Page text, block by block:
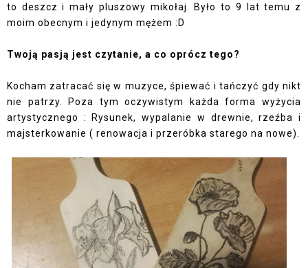
to deszcz i mały pluszowy mikołaj. Było to 9 lat temu z
moim obecnym i jedynym mężem :D
Twoją pasją jest czytanie, a co oprócz tego?
Kocham zatracać się w muzyce, śpiewać i tańczyć gdy nikt
nie patrzy. Poza tym oczywistym każda forma wyżycia
artystycznego : Rysunek, wypalanie w drewnie, rzeźba i
majsterkowanie ( renowacja i przeróbka starego na nowe).